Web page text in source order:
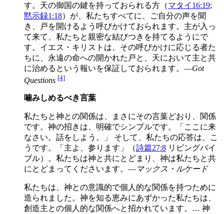
す。天の御国の鍵を持っておられる方（マタイ16:19;
黙示録1:18）が、私たちすべてに、ご自分の声を聞
き、戸を開けるよう呼びかけておられます。主が入っ
て来て、私たちと親密な結びつきを持てるようにで
す。イエス・キリストは、その呼びかけに応じる者た
ちに、永遠の命への開かれた戸と、天において主と共
に治めるという報いを保証しておられます。—Got
Questions [4]
噛みしめるべき言葉
私たちと神との関係は、まさにその言葉どおり、関係
です。神の招きは、明確でシンプルです。「ここに来
なさい。話をしよう。」 そして、私たちの応答は、こ
うです。「主よ、参ります」（詩篇27:8 リビングバイ
ブル）。私たちは神と共にとどまり、神は私たちと共
にとどまってくださいます。—マックス・ルケード
私たちは、神との意識的で個人的な関係を持つために
造られました。神を知る恵みにあずかった私たちは、
創造主との個人的な関係へと招かれています。… 神